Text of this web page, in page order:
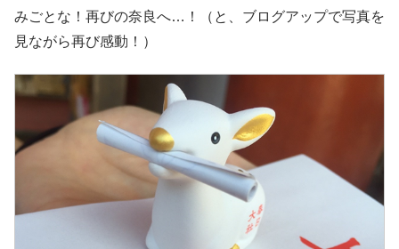
みごとな！再びの奈良へ…！（と、ブログアップで写真を
見ながら再び感動！）